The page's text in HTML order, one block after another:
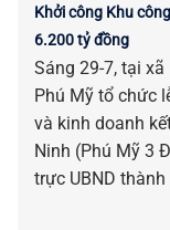
Khởi công Khu
6.200 tỷ đồng
Sáng 29-7, tại
Phú Mỹ tổ chức
và kinh doanh
Ninh (Phú Mỹ 3
trực UBND